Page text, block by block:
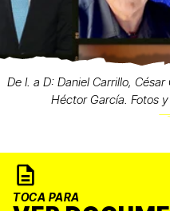
De I. a D: Daniel Carrillo,
Héctor García. Fotos
TOCA PARA